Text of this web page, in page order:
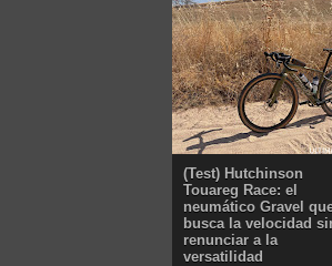
(Test) Hutchinson
Touareg Race: el
neumático Gravel
busca la velocidad
renunciar a la
versatilidad